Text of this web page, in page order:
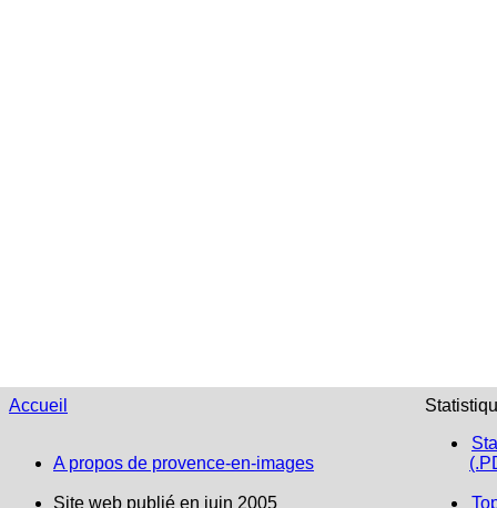
Accueil
A propos de provence-en-images
Site web publié en juin 2005